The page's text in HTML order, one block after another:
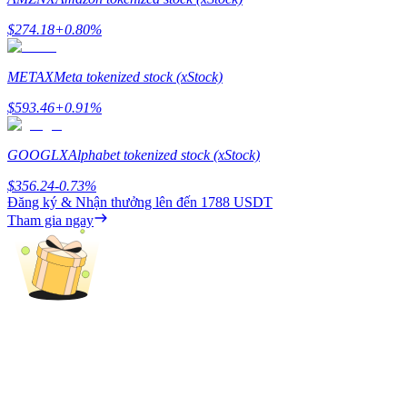
Hướng dẫn
Hướng dẫn giao dịch Spot
Chiến lược giao dịch
Học cách duy trì lợi nhuận
$274.18+0.80%
METAXMeta tokenized stock (xStock)
$593.46+0.91%
GOOGLXAlphabet tokenized stock (xStock)
$356.24-0.73%
Đăng ký & Nhận thưởng lên đến 1788 USDT
Tham gia ngay